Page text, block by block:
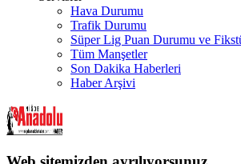
Hava Durumu
Trafik Durumu
Süper Lig Puan Durumu ve
Tüm Manşetler
Son Dakika Haberleri
Haber Arşivi